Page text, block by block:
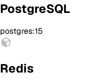
PostgreSQL
postgres:15
Redis